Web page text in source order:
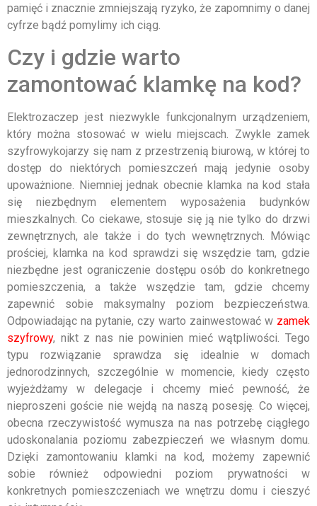
pamięć i znacznie zmniejszają ryzyko, że zapomnimy o danej
cyfrze bądź pomylimy ich ciąg.
Czy i gdzie warto
zamontować klamkę na kod?
Elektrozaczep jest niezwykle funkcjonalnym urządzeniem,
który można stosować w wielu miejscach. Zwykle zamek
szyfrowykojarzy się nam z przestrzenią biurową, w której to
dostęp do niektórych pomieszczeń mają jedynie osoby
upoważnione. Niemniej jednak obecnie klamka na kod stała
się niezbędnym elementem wyposażenia budynków
mieszkalnych. Co ciekawe, stosuje się ją nie tylko do drzwi
zewnętrznych, ale także i do tych wewnętrznych. Mówiąc
prościej, klamka na kod sprawdzi się wszędzie tam, gdzie
niezbędne jest ograniczenie dostępu osób do konkretnego
pomieszczenia, a także wszędzie tam, gdzie chcemy
zapewnić sobie maksymalny poziom bezpieczeństwa.
Odpowiadając na pytanie, czy warto zainwestować w zamek
szyfrowy, nikt z nas nie powinien mieć wątpliwości. Tego
typu rozwiązanie sprawdza się idealnie w domach
jednorodzinnych, szczególnie w momencie, kiedy często
wyjeżdżamy w delegacje i chcemy mieć pewność, że
nieproszeni goście nie wejdą na naszą posesję. Co więcej,
obecna rzeczywistość wymusza na nas potrzebę ciągłego
udoskonalania poziomu zabezpieczeń we własnym domu.
Dzięki zamontowaniu klamki na kod, możemy zapewnić
sobie również odpowiedni poziom prywatności w
konkretnych pomieszczeniach we wnętrzu domu i cieszyć